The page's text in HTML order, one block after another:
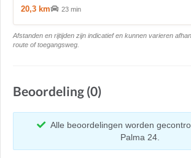
20,3 km 23 min
Afstanden en rijtijden zijn indicatief en kunnen varieren
route of toegangsweg.
Beoordeling (0)
Alle beoordelingen worden
Palma 24.